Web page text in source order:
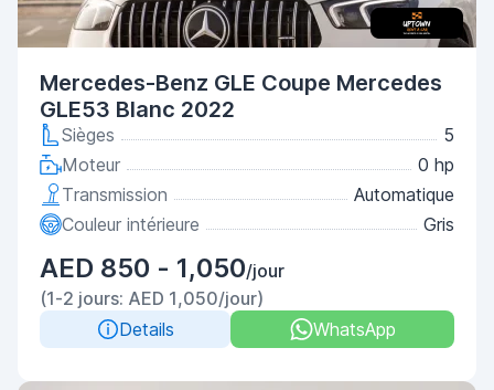
Mercedes-Benz GLE Coupe Mercedes
GLE53 Blanc 2022
Sièges
5
Moteur
0 hp
Transmission
Automatique
Couleur intérieure
Gris
AED 850 - 1,050/jour
(1-2 jours: AED 1,050/jour)
Details
WhatsApp